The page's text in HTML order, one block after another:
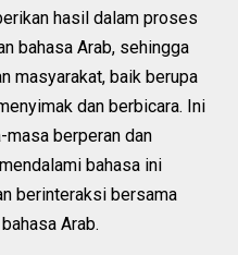
hasil dalam proses
bahasa Arab, sehingga
masyarakat, baik berupa
dan berbicara. Ini
berperan dan
bahasa ini
berinteraksi bersama
Arab.